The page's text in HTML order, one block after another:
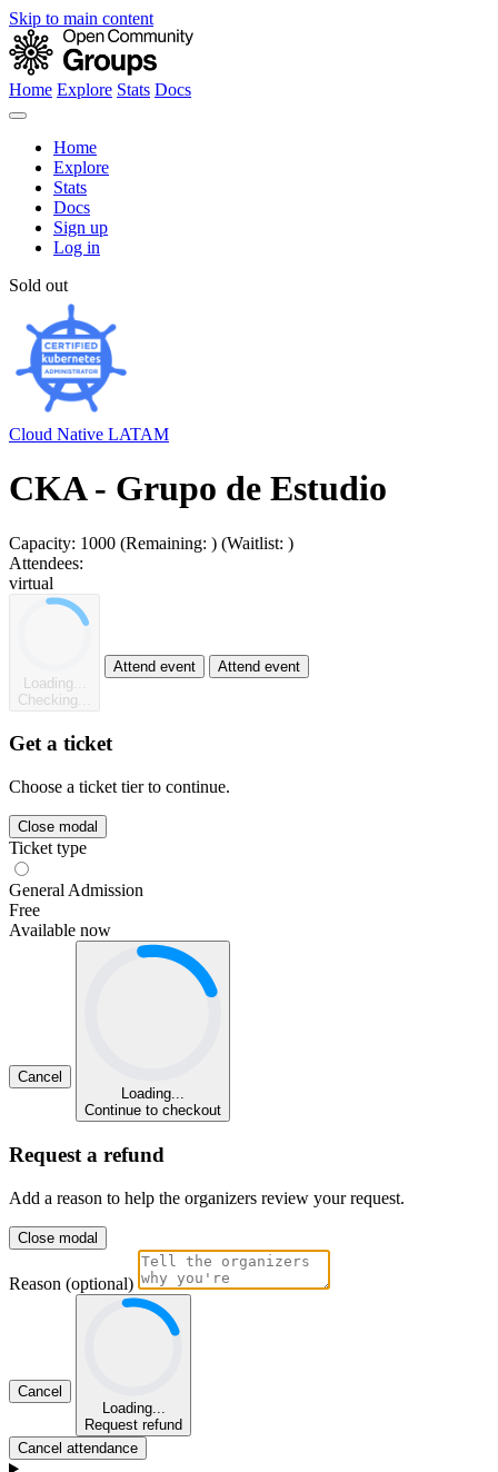
Skip to main content
Home Explore Stats Docs
Home
Explore
Stats
Docs
Sign up
Log in
Sold out
Cloud Native LATAM
CKA - Grupo de Estudio
Capacity: 1000 (Remaining: ) (Waitlist: )
Attendees:
virtual
Loading...
Checking...
Attend event Attend event
Get a ticket
Choose a ticket tier to continue.
Close modal
Ticket type
General Admission
Free
Available now
Cancel
Loading...
Continue to checkout
Request a refund
Add a reason to help the organizers review your request.
Close modal
Reason (optional)
Cancel
Loading...
Request refund
Cancel attendance